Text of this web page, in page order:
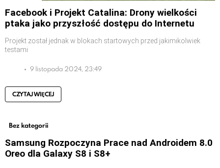
Facebook i Projekt Catalina: Drony wielkości
ptaka jako przyszłość dostępu do Internetu
Projekt został jednak w blokach startowych przed jakimikolwiek
testami
9 listopada 2024, 23:49
CZYTAJ WIĘCEJ
Bez kategorii
Samsung Rozpoczyna Prace nad Androidem 8.0
Oreo dla Galaxy S8 i S8+